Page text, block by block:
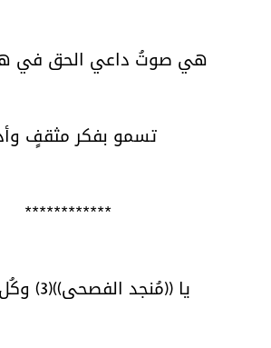
هي صوتُ داعي الحق في
تسمو بفكر مثقفٍ
************
يا ((مُنجد الفصحى))(3) وكُل فضيلةٍ